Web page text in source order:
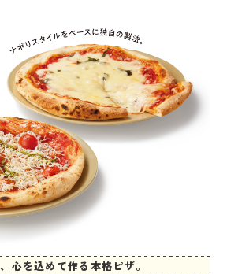
心を込めて作る本格ピザ。